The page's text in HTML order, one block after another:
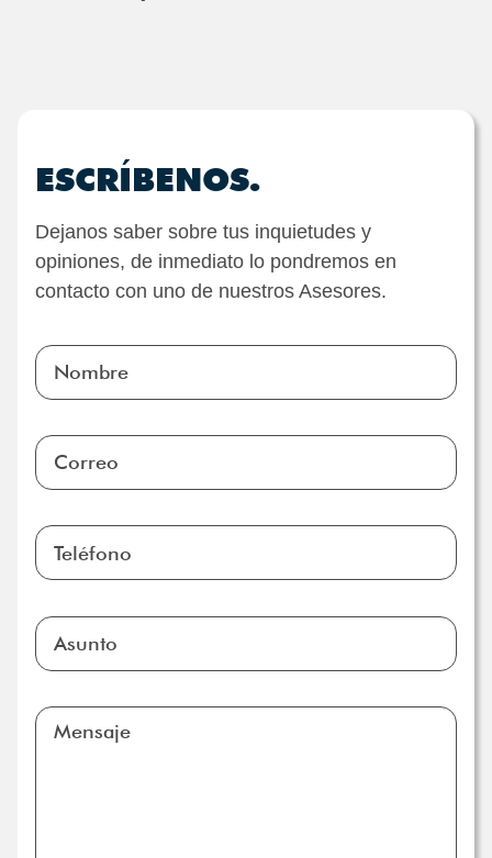
ESCRÍBENOS.
Dejanos saber sobre tus inquietudes y
opiniones, de inmediato lo pondremos en
contacto con uno de nuestros Asesores.